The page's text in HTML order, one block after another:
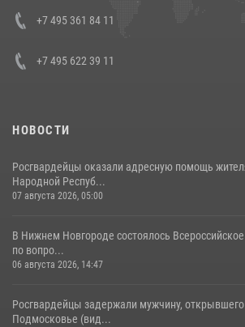
+7 495 361 84 11
+7 495 622 39 11
НОВОСТИ
Росгвардейцы оказали адресную помощь
Народной Респуб...
07 августа 2026, 05:00
В Нижнем Новгороде состоялось
по вопро...
06 августа 2026, 14:47
Росгвардейцы задержали мужчину, открывшего
Подмосковье (вид...